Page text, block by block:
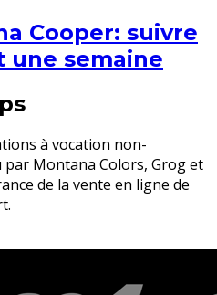
Cooper: suivre
une semaine
à vocation non-
Montana Colors, Grog et
de la vente en ligne de